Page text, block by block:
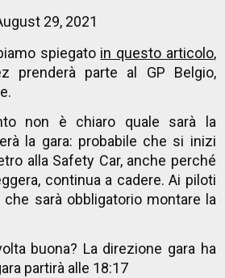
29, 2021
spiegato in questo articolo,
prenderà parte al GP Belgio,
non è chiaro quale sarà la
la gara: probabile che si inizi
alla Safety Car, anche perché
continua a cadere. Ai piloti
sarà obbligatorio montare la
buona? La direzione gara ha
partirà alle 18:17